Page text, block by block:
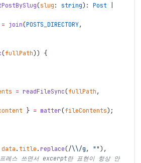
(slug : string) : Post
= join(POSTS_DIRECTORY,
(fullPath) )
{
= readFileSync(fullPath ,
} = matter(fileContents) ;
data . title . replace(/\\/g , "" ) ,
레스 쓰면서 excerpt란 표현이 항상 안